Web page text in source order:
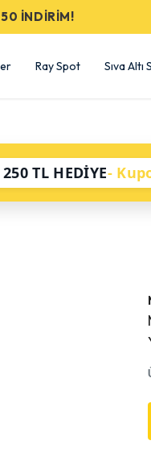
İNDİRİM!
Ray Spot Sıva Altı
250 TL HEDİYE-